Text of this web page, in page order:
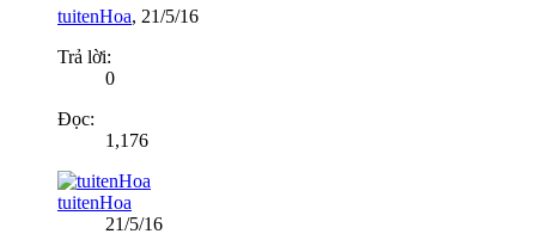
tuitenHoa, 21/5/16
Trả lời:
0
Đọc:
1,176
tuitenHoa
21/5/16